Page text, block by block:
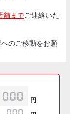
舗までご連絡いた
のご移動をお願
円